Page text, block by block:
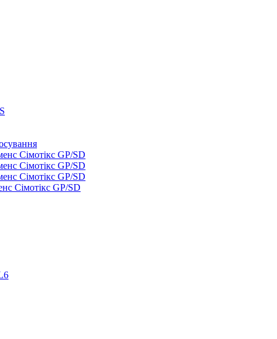
Сімотікс GP/SD
Сімотікс GP/SD
Сімотікс GP/SD
Сімотікс GP/SD